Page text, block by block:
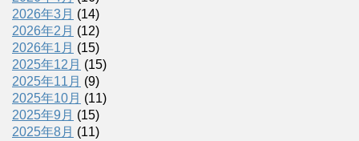
2026年3月 (14)
2026年2月 (12)
2026年1月 (15)
2025年12月 (15)
2025年11月 (9)
2025年10月 (11)
2025年9月 (15)
2025年8月 (11)